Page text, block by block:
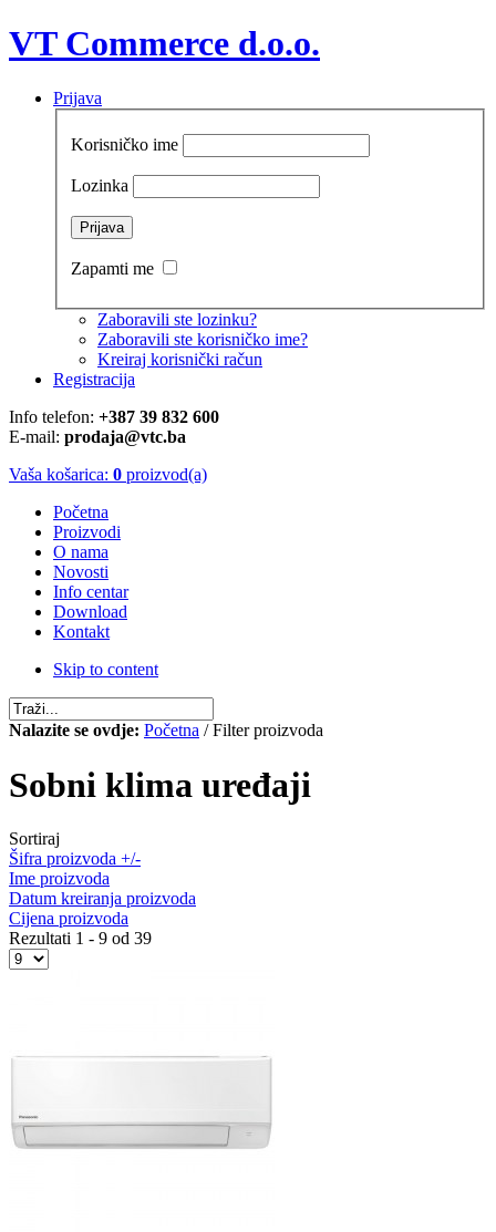
VT Commerce d.o.o.
Prijava
Korisničko ime
Lozinka
Zapamti me
Zaboravili ste lozinku?
Zaboravili ste korisničko ime?
Kreiraj korisnički račun
Registracija
Info telefon: +387 39 832 600
E-mail: prodaja@vtc.ba
Vaša košarica: 0 proizvod(a)
Početna
Proizvodi
O nama
Novosti
Info centar
Download
Kontakt
Skip to content
Nalazite se ovdje: Početna / Filter proizvoda
Sobni klima uređaji
Sortiraj
Šifra proizvoda +/-
Ime proizvoda
Datum kreiranja proizvoda
Cijena proizvoda
Rezultati 1 - 9 od 39